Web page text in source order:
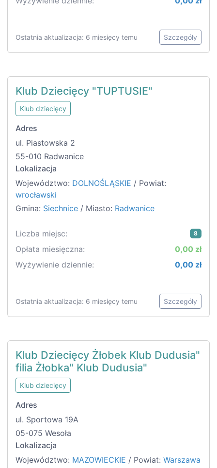
Ostatnia aktualizacja: 6 miesięcy temu Szczegóły
Klub Dziecięcy "TUPTUSIE"
Klub dziecięcy
Adres
ul. Piastowska 2
55-010 Radwanice
Lokalizacja
Województwo: DOLNOŚLĄSKIE / Powiat:
wrocławski
Gmina: Siechnice / Miasto: Radwanice
Liczba miejsc: 8
Opłata miesięczna:
0,00 zł
Wyżywienie dziennie:
0,00 zł
Ostatnia aktualizacja: 6 miesięcy temu Szczegóły
Klub Dziecięcy Żłobek Klub Dudusia"
filia Żłobka" Klub Dudusia"
Klub dziecięcy
Adres
ul. Sportowa 19A
05-075 Wesoła
Lokalizacja
Województwo: MAZOWIECKIE / Powiat: Warszawa